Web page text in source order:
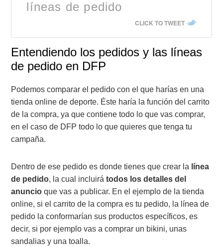
líneas de pedido
CLICK TO TWEET
Entendiendo los pedidos y las líneas
de pedido en DFP
Podemos comparar el pedido con el que harías en una
tienda online de deporte. Éste haría la función del carrito
de la compra, ya que contiene todo lo que vas comprar,
en el caso de DFP todo lo que quieres que tenga tu
campaña.
Dentro de ese pedido es donde tienes que crear la línea
de pedido, la cual incluirátodos los detalles del
anuncio que vas a publicar. En el ejemplo de la tienda
online, si el carrito de la compra es tu pedido, la línea de
pedido la conformarían sus productos específicos, es
decir, si por ejemplo vas a comprar un bikini, unas
sandalias y una toalla.